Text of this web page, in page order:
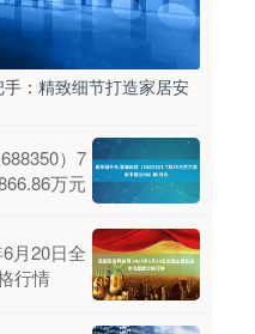
：精致细节打造家居安
）7
万元
月20日全
行情